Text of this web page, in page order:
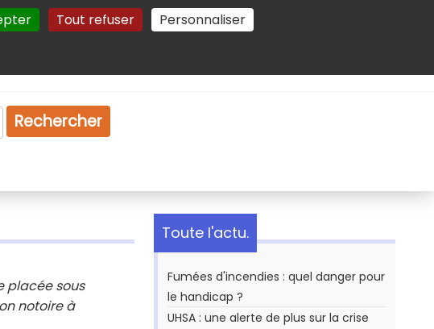
Tout refuser Personnaliser
Plan du site Gestion des cookies
Rechercher
placée sous
notoire à
Toute l'actu.
Fumées d'incendies : quel danger pour
le handicap ?
UHSA : une alerte de plus sur la crise